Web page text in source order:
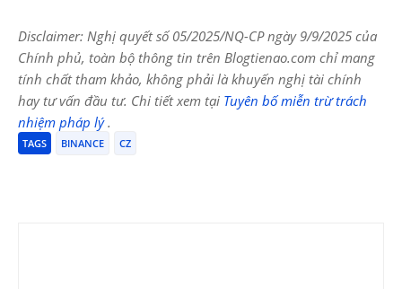
Disclaimer: Nghị quyết số 05/2025/NQ-CP ngày 9/9/2025 của
Chính phủ, toàn bộ thông tin trên Blogtienao.com chỉ mang
tính chất tham khảo, không phải là khuyến nghị tài chính
hay tư vấn đầu tư. Chi tiết xem tại Tuyên bố miễn trừ trách
nhiệm pháp lý.
TAGS BINANCE CZ